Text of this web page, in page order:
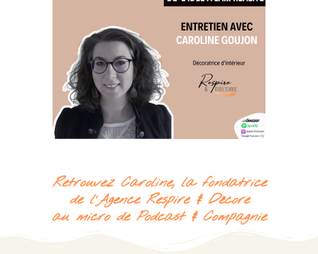
Retrouvez Caroline, la fondatrice
de l'Agence Respire & Décore
au micro de Podcast & Compagnie